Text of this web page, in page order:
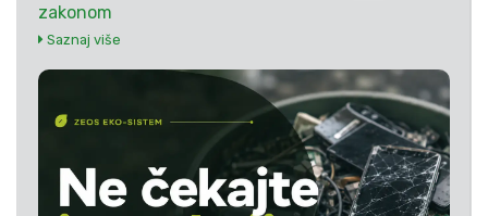
zakonom
Saznaj više